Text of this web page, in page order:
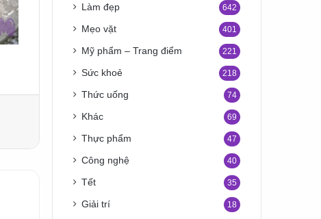
Làm đẹp 642
Mẹo vặt 401
Mỹ phẩm – Trang điểm 221
Sức khoẻ 218
Thức uống 74
Khác 69
Thực phẩm 47
Công nghệ 40
Tết 35
Giải trí 18